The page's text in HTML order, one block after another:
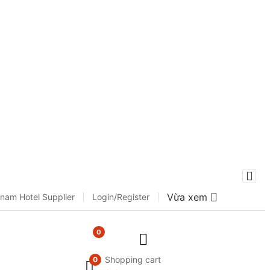
Hotel Supplier Login/Register Vừa xem
0
0
Shopping cart